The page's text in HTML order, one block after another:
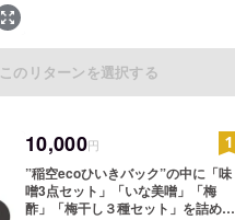
このリターンを選択する
10,000円
”稲空ecoひいきバック”の中に「味
噌3点セット」「いな美噌」「梅
酢」「梅干し３種セット」を詰め込